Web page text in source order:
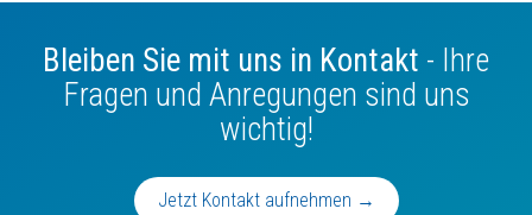
Bleiben Sie mit uns in Kontakt - Ihre
Fragen und Anregungen sind uns
wichtig!
Jetzt Kontakt aufnehmen →